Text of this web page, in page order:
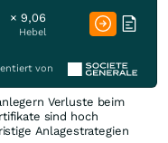
× 9,06
Hebel
von
Verluste beim
sind hoch
Anlagestrategien